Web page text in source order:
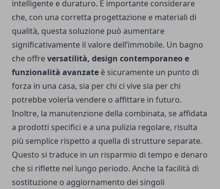
intelligente e duraturo. È importante considerare
che, con una corretta progettazione e materiali di
qualità, questa soluzione può aumentare
significativamente il valore dell’immobile. Un bagno
che offreversatilità, design contemporaneo e
funzionalità avanzate è sicuramente un punto di
forza in una casa, sia per chi ci vive sia per chi
potrebbe volerla vendere o affittare in futuro.
Inoltre, la manutenzione della combinata, se affidata
a prodotti specifici e a una pulizia regolare, risulta
più semplice rispetto a quella di strutture separate.
Questo si traduce in un risparmio di tempo e denaro
che si riflette nel lungo periodo. Anche la facilità di
sostituzione o aggiornamento dei singoli